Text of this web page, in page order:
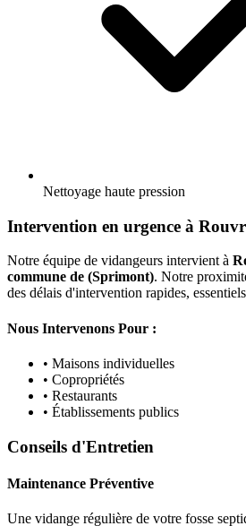
Nettoyage haute pression
Intervention en urgence à
Notre équipe de vidangeurs intervient à
commune de (Sprimont). Notre
des délais d'intervention rapides,
Nous Intervenons Pour :
• Maisons individuelles
• Copropriétés
• Restaurants
• Établissements publics
Conseils d'Entretien
Maintenance Préventive
Une vidange régulière de votre fosse